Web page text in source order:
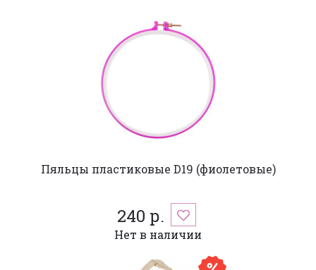
Пяльцы пластиковые D19 (фиолетовые)
240 р.
Нет в наличии